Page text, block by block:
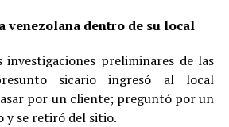
venezolana dentro de su local
investigaciones preliminares de las
sicario ingresó al local
por un cliente; preguntó por un
y se retiró del sitio.